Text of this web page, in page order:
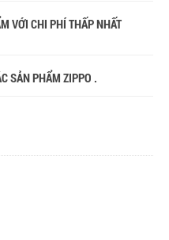
VỚI CHI PHÍ THẤP NHẤT
SẢN PHẨM ZIPPO .